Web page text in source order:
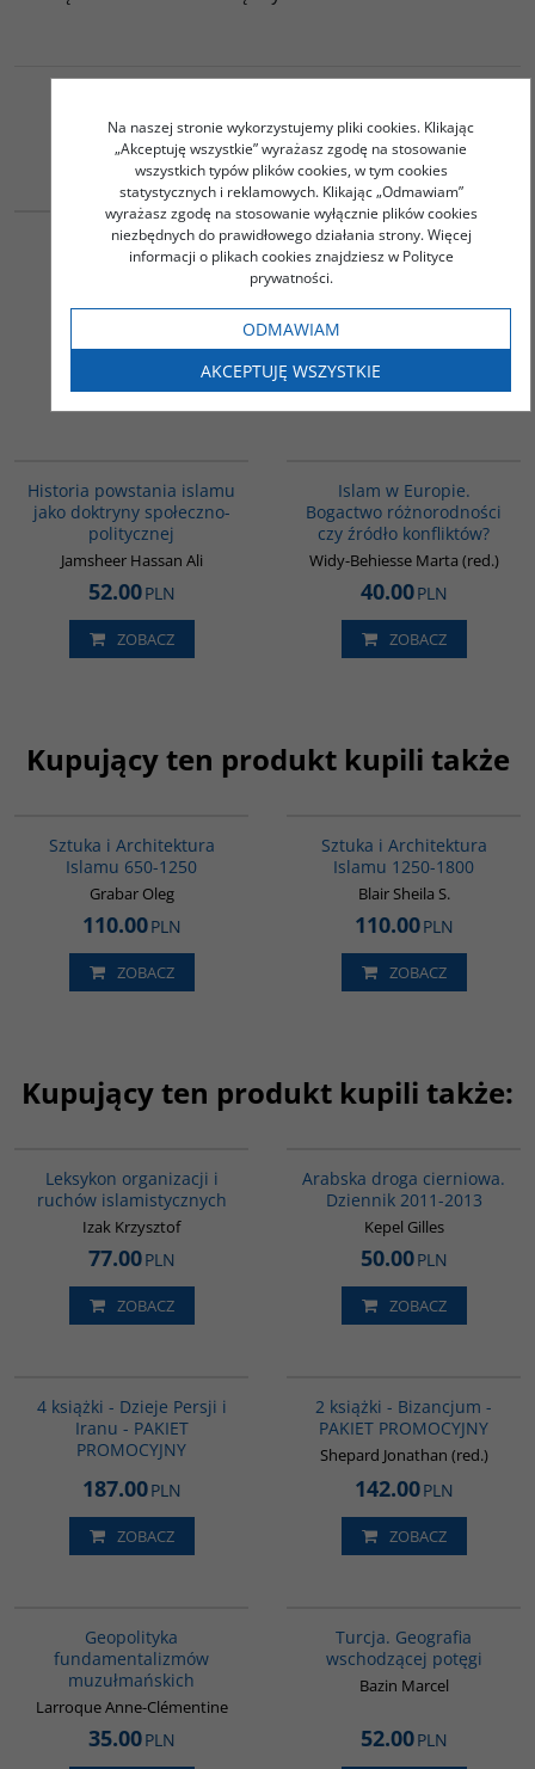
Podobna tematyka
G059
Fitna. Wojna w sercu
islamu
40.00PLN
ZOBACZ
Islam i mit konfrontacji.
Religia i polityka na
Bliskim Wschodzie
Halliday Fred
41.00PLN
ZOBACZ
Historia powstania islamu
jako doktryny społeczno-
politycznej
Jamsheer Hassan Ali
52.00PLN
ZOBACZ
Islam w Europie.
Bogactwo różnorodności
czy źródło konfliktów?
Widy-Behiesse Marta (red.)
40.00PLN
ZOBACZ
Kupujący ten produkt kupili także
Sztuka i Architektura
Islamu 650-1250
Grabar Oleg
110.00PLN
ZOBACZ
Sztuka i Architektura
Islamu 1250-1800
Blair Sheila S.
110.00PLN
ZOBACZ
Kupujący ten produkt kupili także:
Leksykon organizacji i
ruchów islamistycznych
Izak Krzysztof
77.00PLN
ZOBACZ
Arabska droga cierniowa.
Dziennik 2011-2013
Kepel Gilles
50.00PLN
ZOBACZ
4 książki - Dzieje Persji i
Iranu - PAKIET
PROMOCYJNY
187.00PLN
ZOBACZ
2 książki - Bizancjum -
PAKIET PROMOCYJNY
Shepard Jonathan (red.)
142.00PLN
ZOBACZ
Geopolityka
fundamentalizmów
muzułmańskich
Larroque Anne-Clémentine
35.00PLN
Turcja. Geografia
wschodzącej potęgi
Bazin Marcel
52.00PLN
Na naszej stronie wykorzystujemy pliki cookies. Klikając
„Akceptuję wszystkie” wyrażasz zgodę na stosowanie
wszystkich typów plików cookies, w tym cookies
statystycznych i reklamowych. Klikając „Odmawiam”
wyrażasz zgodę na stosowanie wyłącznie plików cookies
niezbędnych do prawidłowego działania strony. Więcej
informacji o plikach cookies znajdziesz w Polityce
prywatności.
ODMAWIAM
AKCEPTUJĘ WSZYSTKIE